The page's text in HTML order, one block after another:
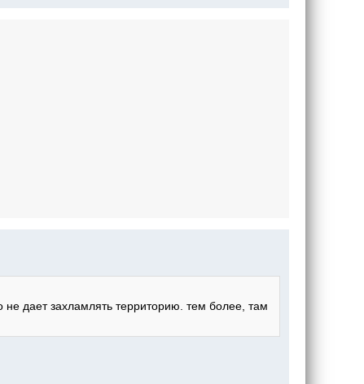
дает захламлять территорию. тем более, там